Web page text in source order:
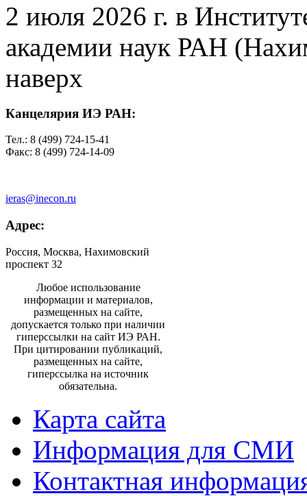
2 июля 2026 г. в
академии наук РАН
наверх
Канцелярия ИЭ РАН:
Тел.: 8 (499) 724-15-41
Факс: 8 (499) 724-14-09
ieras@inecon.ru
Адрес:
Россия, Москва, Нахимовский
проспект 32
Любое использование
информации и материалов,
размещенных на сайте,
допускается только при наличии
гиперссылки на сайт ИЭ РАН.
При цитировании публикаций,
размещенных на сайте,
гиперссылка на источник
обязательна.
Карта сайта
Информация для СМИ
Контактная